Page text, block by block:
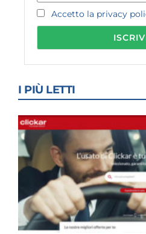
Accetto la privacy
I PIÙ LETTI